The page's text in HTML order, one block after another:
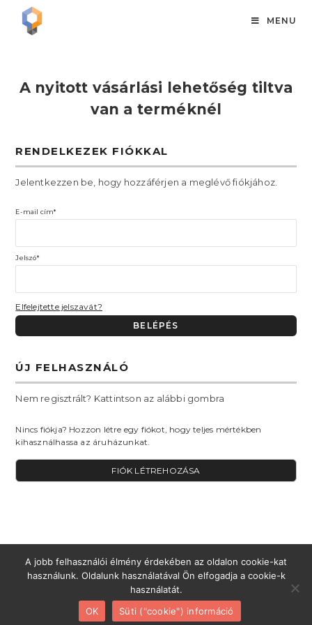
MENU
A nyitott vásárlási lehetőség tiltva
van a terméknél
RENDELKEZEK FIÓKKAL
Jelentkezzen be, hogy hozzáférjen a meglévő fiókjához.
E-mail cím*
Jelszó*
Elfelejtette jelszavát?
ÚJ FELHASZNÁLÓ
Nem regisztrált? Kattintson az alábbi gombra
Nincs fiókja? Hozzon létre egy fiókot, hogy teljes mértékben
kihasználhassa az áruházunkat.
FIÓK LÉTREHOZÁSA
CÉGINFORMÁCIÓ
© OKS KERESKEDELMI ÉS SZOLGÁLTATÓ KFT.
A jobb felhasználói élmény érdekében az oldalon cookie-kat
használunk. Oldalunk használatával Ön elfogadja a cookie-k
használatát.
OK
Süti ("cookie") információ